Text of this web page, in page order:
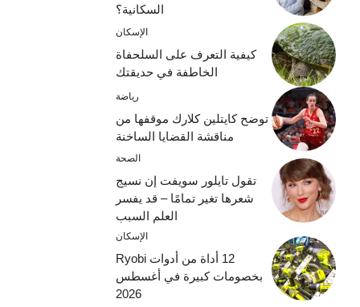
السكانية؟
الإسكان
كيفية التعرف على السلحفاة
الخاطفة في حديقتك
رياضة
توضح كايتلين كلارك موقفها من
مناقشة القضايا الساخنة
الصحة
تقول تايلور سويفت إن نسيج
شعرها تغير تمامًا – قد يفسر
العلم السبب
الإسكان
12 أداة من أدوات Ryobi
بخصومات كبيرة في أغسطس
2026